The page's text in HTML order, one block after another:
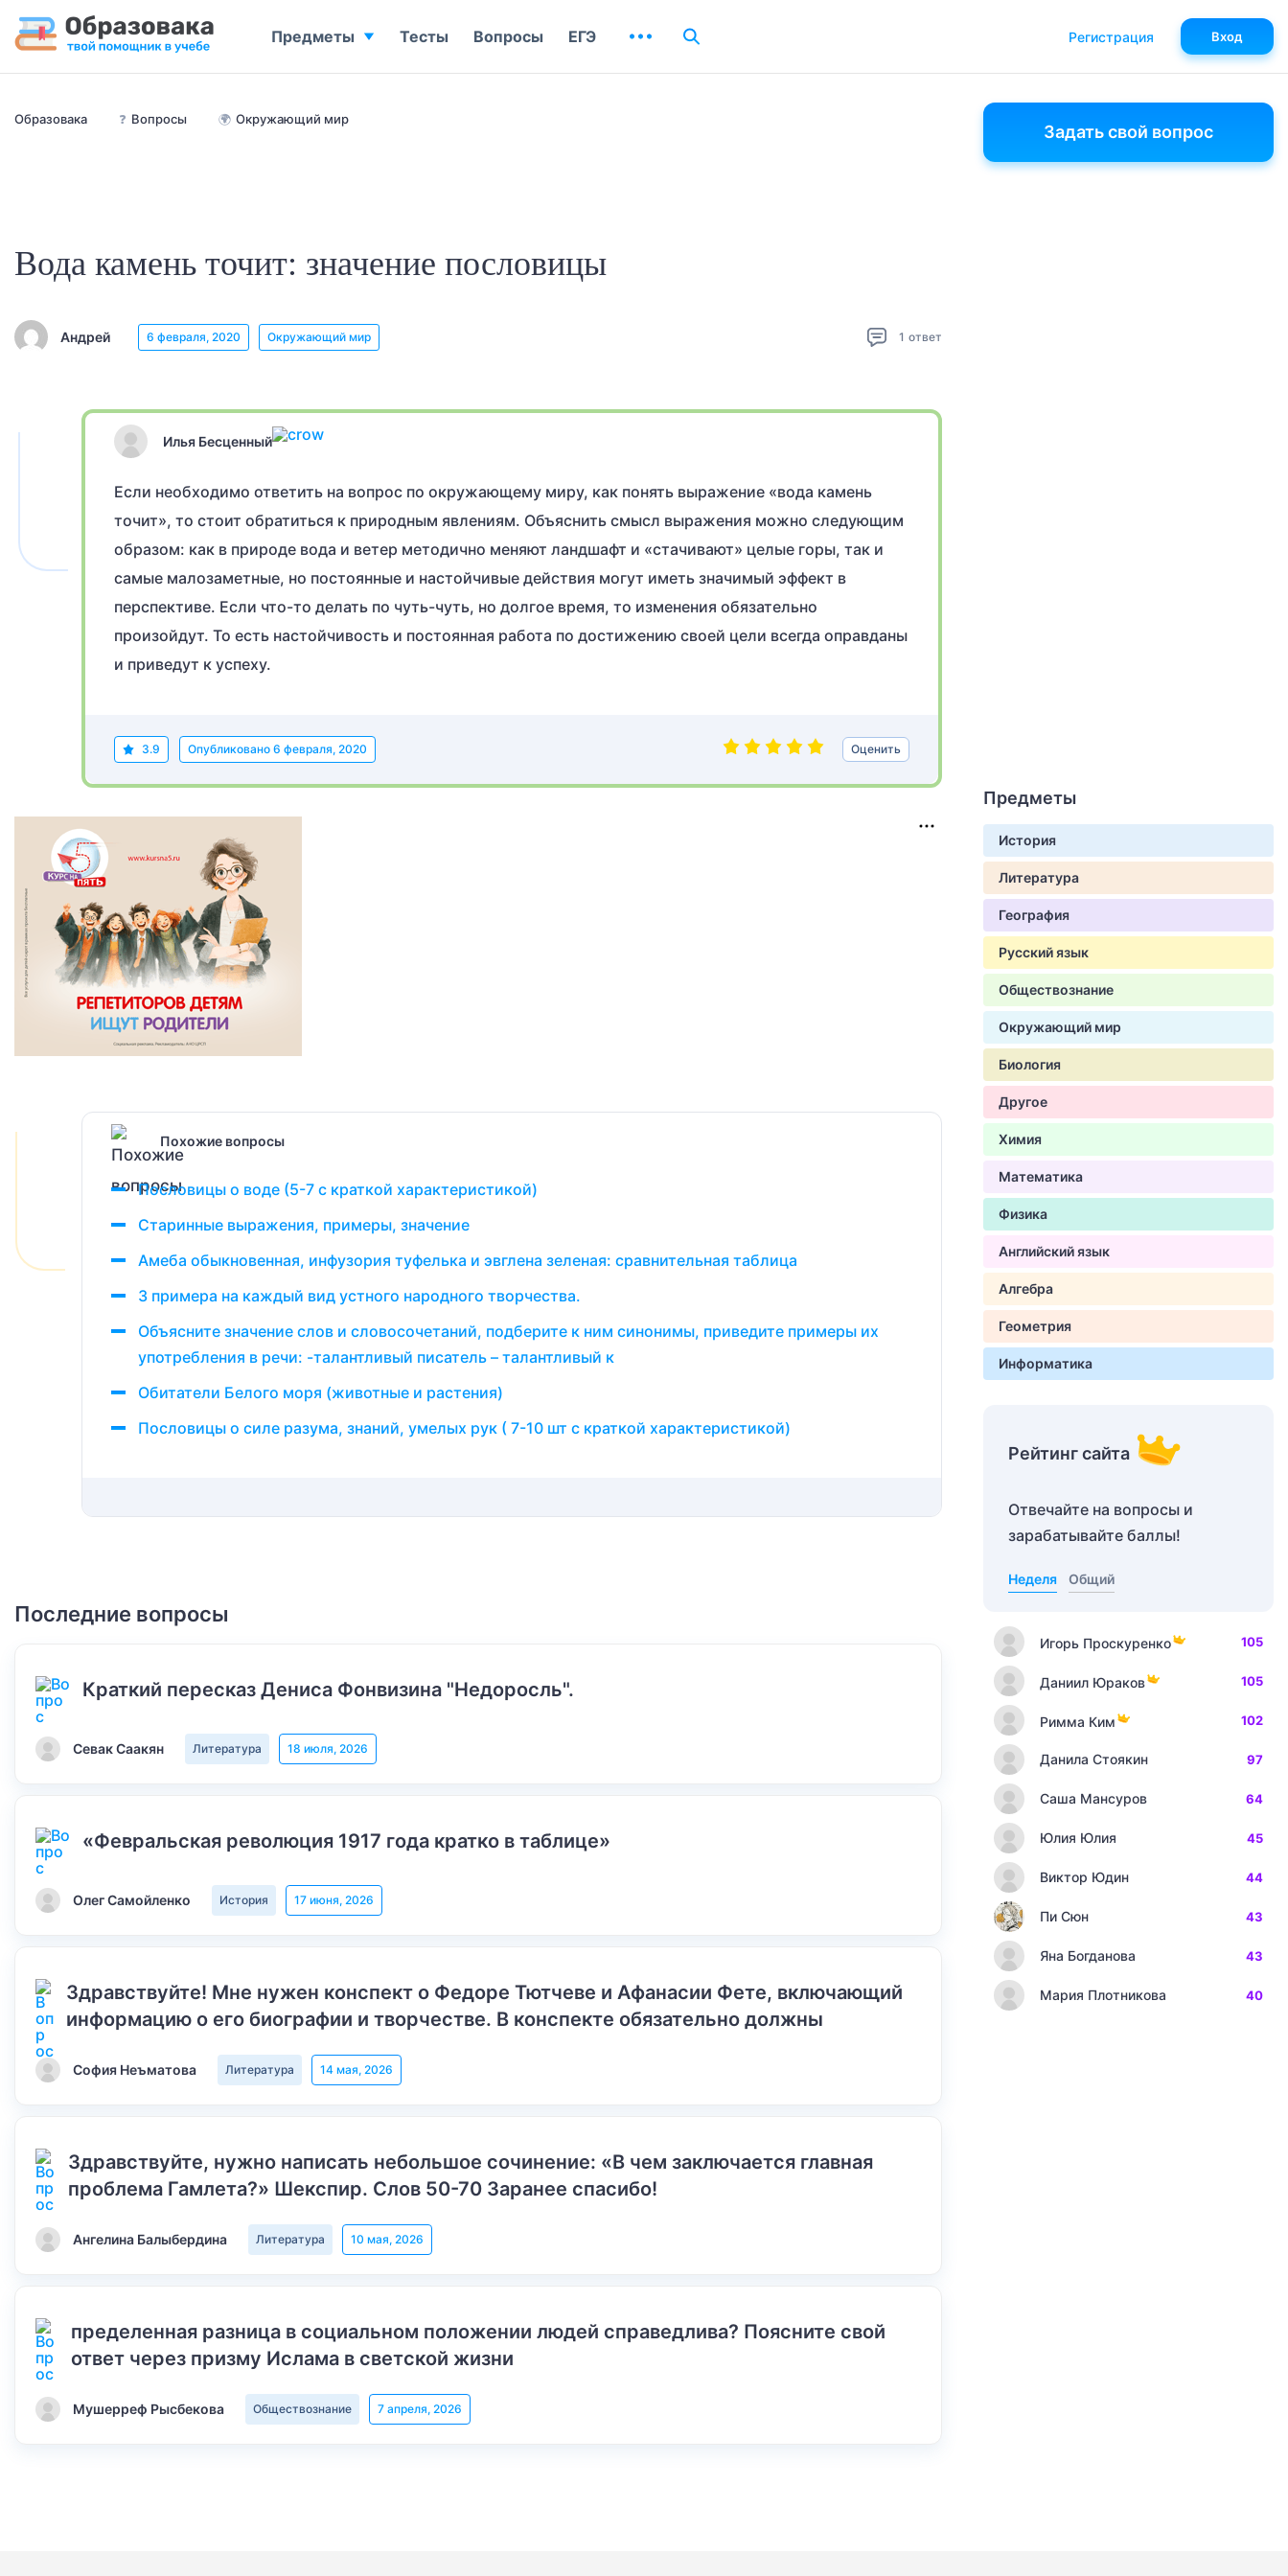
Образовака ❓ Вопросы 🌍 Окружающий мир
Вода камень точит: значение пословицы
Андрей 6 февраля, 2020 Окружающий мир 1 ответ
Илья Бесценный
Если необходимо ответить на вопрос по окружающему миру, как понять выражение «вода камень
точит», то стоит обратиться к природным явлениям. Объяснить смысл выражения можно следующим
образом: как в природе вода и ветер методично меняют ландшафт и «стачивают» целые горы, так и
самые малозаметные, но постоянные и настойчивые действия могут иметь значимый эффект в
перспективе. Если что-то делать по чуть-чуть, но долгое время, то изменения обязательно
произойдут. То есть настойчивость и постоянная работа по достижению своей цели всегда оправданы
и приведут к успеху.
3.9 Опубликовано 6 февраля, 2020 Оценить
Похожие вопросы
Пословицы о воде (5-7 с краткой характеристикой)
Старинные выражения, примеры, значение
Амеба обыкновенная, инфузория туфелька и эвглена зеленая: сравнительная таблица
3 примера на каждый вид устного народного творчества.
Объясните значение слов и словосочетаний, подберите к ним синонимы, приведите примеры их
употребления в речи: -талантливый писатель – талантливый к
Обитатели Белого моря (животные и растения)
Пословицы о силе разума, знаний, умелых рук ( 7-10 шт с краткой характеристикой)
Последние вопросы
Краткий пересказ Дениса Фонвизина "Недоросль".
Севак Саакян Литература 18 июля, 2026
«Февральская революция 1917 года кратко в таблице»
Олег Самойленко История 17 июня, 2026
Здравствуйте! Мне нужен конспект о Федоре Тютчеве и Афанасии Фете, включающий
информацию о его биографии и творчестве. В конспекте обязательно должны
София Неъматова Литература 14 мая, 2026
Здравствуйте, нужно написать небольшое сочинение: «В чем заключается главная
проблема Гамлета?» Шекспир. Слов 50-70 Заранее спасибо!
Ангелина Балыбердина Литература 10 мая, 2026
пределенная разница в социальном положении людей справедлива? Поясните свой
ответ через призму Ислама в светской жизни
Мушерреф Рысбекова Обществознание 7 апреля, 2026
Задать свой вопрос
Предметы
История
Литература
География
Русский язык
Обществознание
Окружающий мир
Биология
Другое
Химия
Математика
Физика
Английский язык
Алгебра
Геометрия
Информатика
Рейтинг сайта
Отвечайте на вопросы и
зарабатывайте баллы!
Неделя Общий
Игорь Проскуренко 105
Даниил Юраков 105
Римма Ким 102
Данила Стоякин 97
Саша Мансуров 64
Юлия Юлия 45
Виктор Юдин 44
Пи Сюн 43
Яна Богданова 43
Мария Плотникова 40
Предметы Тесты Вопросы ЕГЭ Регистрация Вход